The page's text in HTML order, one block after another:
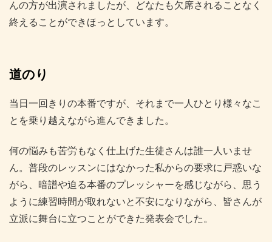
んの方が出演されましたが、どなたも欠席されることなく
終えることができほっとしています。
道のり
当日一回きりの本番ですが、それまで一人ひとり様々なこ
とを乗り越えながら進んできました。
何の悩みも苦労もなく仕上げた生徒さんは誰一人いませ
ん。普段のレッスンにはなかった私からの要求に戸惑いな
がら、暗譜や迫る本番のプレッシャーを感じながら、思う
ように練習時間が取れないと不安になりながら、皆さんが
立派に舞台に立つことができた発表会でした。